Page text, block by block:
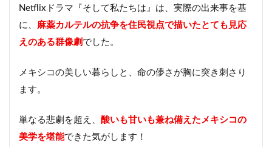
Netflixドラマ『そして私たちは』は、実際の出来事を基
に、 麻薬カルテルの抗争を住民視点で描いたとても見応
えのある群像劇 でした。
メキシコの美しい暮らしと、命の儚さが胸に突き刺さり
ます。
単なる悲劇を超え、 酸いも甘いも兼ね備えたメキシコの
美学を堪能できた気がします！